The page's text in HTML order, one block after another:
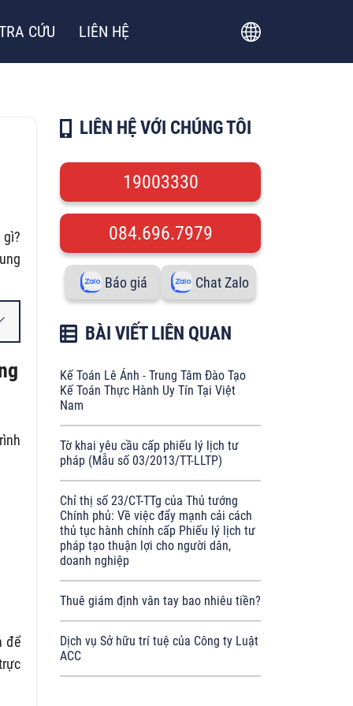
CỨU LIÊN HỆ
để
LIÊN HỆ VỚI CHÚNG TÔI
19003330
084.696.7979
Báo giá Chat Zalo
BÀI VIẾT LIÊN QUAN
Kế Toán Lê Ánh - Trung Tâm Đào Tạo
Kế Toán Thực Hành Uy Tín Tại Việt
Nam
Tờ khai yêu cầu cấp phiếu lý lịch tư
pháp (Mẫu số 03/2013/TT-LLTP)
Chỉ thị số 23/CT-TTg của Thủ tướng
Chính phủ: Về việc đẩy mạnh cải cách
thủ tục hành chính cấp Phiếu lý lịch tư
pháp tạo thuận lợi cho người dân,
doanh nghiệp
Thuê giám định vân tay bao nhiêu tiền?
Dịch vụ Sở hữu trí tuệ của Công ty Luật
ACC